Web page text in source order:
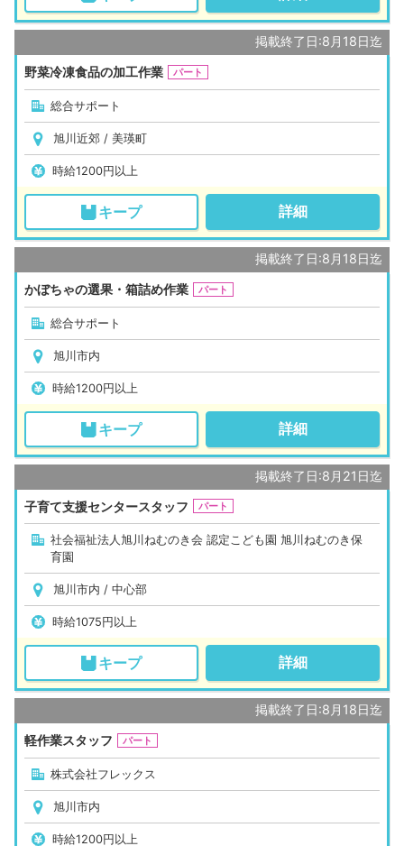
掲載終了日:8月18日迄
野菜冷凍食品の加工作業
パート
総合サポート
旭川近郊 / 美瑛町
時給1200円以上
キープ 詳細
掲載終了日:8月18日迄
かぼちゃの選果・箱詰め作業
パート
総合サポート
旭川市内
時給1200円以上
キープ 詳細
掲載終了日:8月21日迄
子育て支援センタースタッフ
パート
社会福祉法人旭川ねむのき会 認定こども園 旭川ねむのき保
育園
旭川市内 / 中心部
時給1075円以上
キープ 詳細
掲載終了日:8月18日迄
軽作業スタッフ
パート
株式会社フレックス
旭川市内
時給1200円以上